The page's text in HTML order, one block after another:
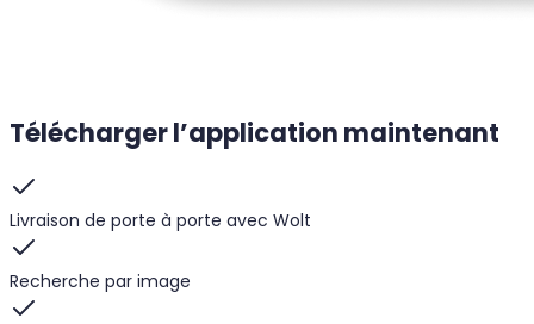
Télécharger l’application maintenant
Livraison de porte à porte avec Wolt
Recherche par image